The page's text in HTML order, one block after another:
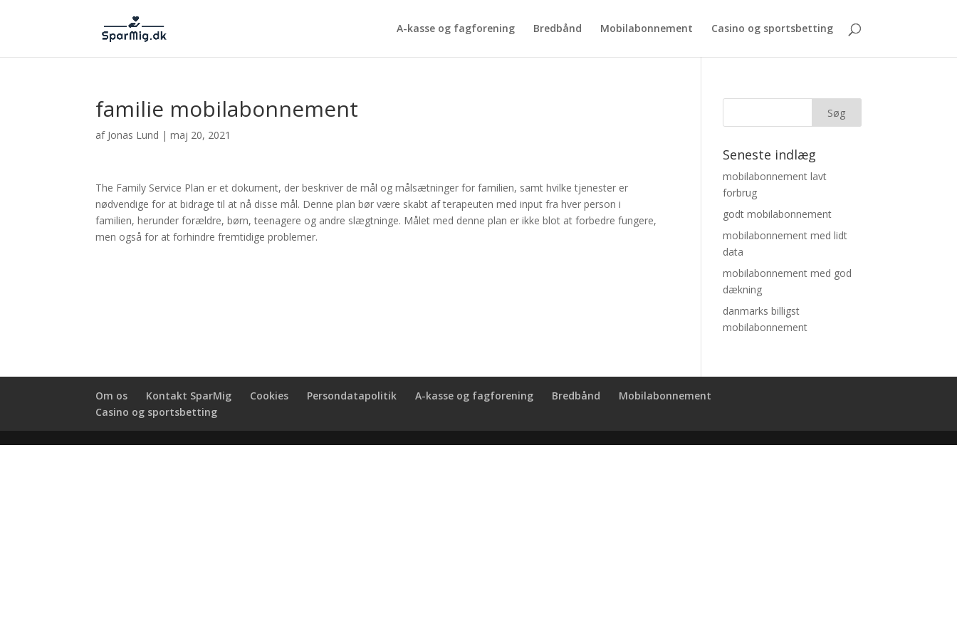
A-kasse og fagforening Bredbånd Mobilabonnement Casino og sportsbetting
familie mobilabonnement
af Jonas Lund |maj 20, 2021
The Family Service Plan er et dokument, der beskriver de mål og målsætninger for familien, samt hvilke tjenester er
nødvendige for at bidrage til at nå disse mål. Denne plan bør være skabt af terapeuten med input fra hver person i
familien, herunder forældre, børn, teenagere og andre slægtninge. Målet med denne plan er ikke blot at forbedre fungere,
men også for at forhindre fremtidige problemer.
Seneste indlæg
mobilabonnement lavt
forbrug
godt mobilabonnement
mobilabonnement med lidt
data
mobilabonnement med god
dækning
danmarks billigst
mobilabonnement
Om os Kontakt SparMig Cookies Persondatapolitik A-kasse og fagforening Bredbånd
Mobilabonnement
Casino og sportsbetting